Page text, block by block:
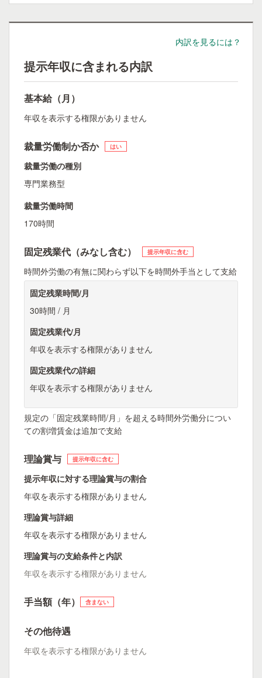
内訳を見るには？
提示年収に含まれる内訳
基本給（月）
年収を表示する権限がありません
裁量労働制か否か はい
裁量労働の種別
専門業務型
裁量労働時間
170時間
固定残業代（みなし含む） 提示年収に含む
時間外労働の有無に関わらず以下を時間外手当として支給
固定残業時間/月
30時間 / 月
固定残業代/月
年収を表示する権限がありません
固定残業代の詳細
年収を表示する権限がありません
規定の「固定残業時間/月」を超える時間外労働分につい
ての割増賃金は追加で支給
理論賞与 提示年収に含む
提示年収に対する理論賞与の割合
年収を表示する権限がありません
理論賞与詳細
年収を表示する権限がありません
理論賞与の支給条件と内訳
年収を表示する権限がありません
手当額（年） 含まない
その他待遇
年収を表示する権限がありません